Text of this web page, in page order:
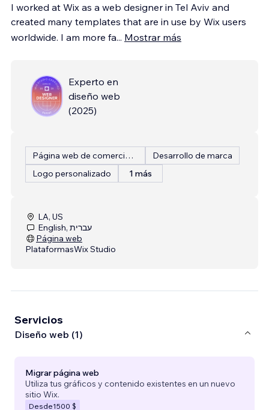
I worked at Wix as a web designer in Tel Aviv and
created many templates that are in use by Wix users
worldwide. I am more fa... Mostrar más
Experto en
diseño web
(2025)
Página web de comercio electrónico
Desarrollo de marca
Logo personalizado
1 más
LA, US
English, עברית
Página web
PlataformasWix Studio
Servicios
Diseño web (1)
Migrar página web
Utiliza tus gráficos y contenido existentes en un nuevo
sitio Wix.
Desde1500 $